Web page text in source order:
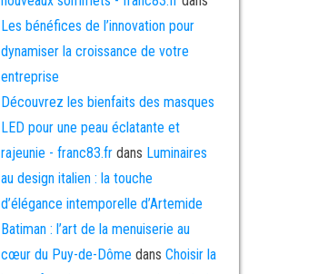
Les bénéfices de l’innovation pour
dynamiser la croissance de votre
entreprise
Découvrez les bienfaits des masques
LED pour une peau éclatante et
rajeunie - franc83.frdans Luminaires
au design italien : la touche
d’élégance intemporelle d’Artemide
Batiman : l’art de la menuiserie au
cœur du Puy-de-Dôme dans Choisir la